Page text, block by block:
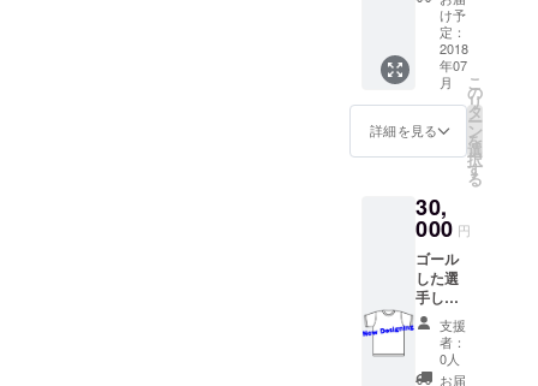
インタ
オルの
レプリ
カモデ
ルで
す。
け予
定：
2018
年07
月
詳細を見る
こ
の
リ
タ
ー
ン
を
選
択
す
る
30,
000 円
ゴール
した選
手しか
もらえ
ないオ
リジナ
ルデザ
支援
者：
0人
お届